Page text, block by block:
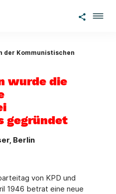
der Kommunistischen
wurde die
gegründet
Berlin
von KPD und
1946 betrat eine neue